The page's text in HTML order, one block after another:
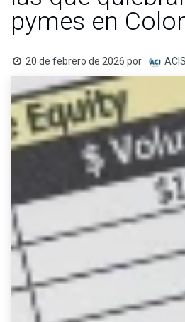
pymes en
20 de febrero de 2026 por ACIS